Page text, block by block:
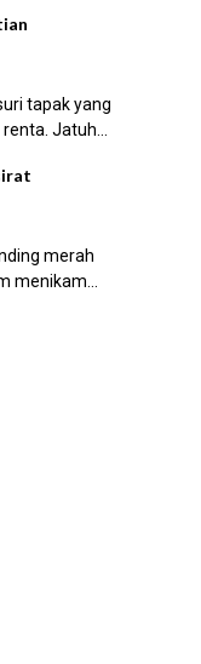
tapak yang
Jatuh...
merah
menikam...